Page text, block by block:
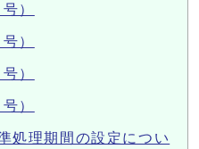
）
）
）
）
処理期間の設定につい